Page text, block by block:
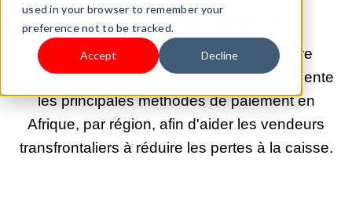
used in your browser to remember your
preference not to be tracked.
Accept Decline
achats en ligne ?
Argent mobile, virement bancaire, contre
remboursement ou cartes ? Ce guide présente
les principales méthodes de paiement en
Afrique, par région, afin d'aider les vendeurs
transfrontaliers à réduire les pertes à la caisse.